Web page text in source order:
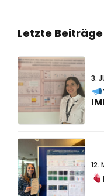
Letzte Beiträge
3.
12.